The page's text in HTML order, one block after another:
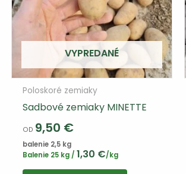
VYPREDANÉ
Poloskoré zemiaky
Sadbové zemiaky MINETTE
OD 9,50 €
balenie 2,5 kg
Balenie 25 kg / 1,30 €/kg